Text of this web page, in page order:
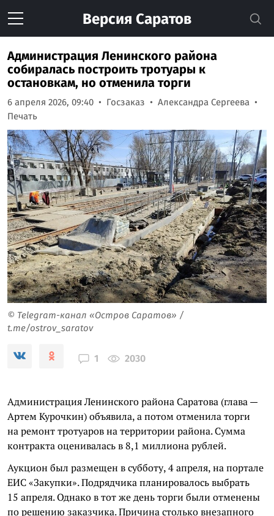
Версия Саратов
Администрация Ленинского района
собиралась построить тротуары к
остановкам, но отменила торги
6 апреля 2026, 09:40 Госзаказ
Александра Сергеева
Печать
© Telegram-канал «Остров Саратов» /
t.me/ostrov_saratov
1 2030
Администрация Ленинского района Саратова (глава —
Артем Курочкин) объявила, а потом отменила торги
на ремонт тротуаров на территории района. Сумма
контракта оценивалась в 8,1 миллиона рублей.
Аукцион был размещен в субботу, 4 апреля, на портале
ЕИС «Закупки». Подрядчика планировалось выбрать
15 апреля. Однако в тот же день торги были отменены
по решению заказчика. Причина столько внезапного